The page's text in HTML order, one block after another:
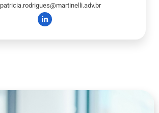
patricia.rodrigues@martinelli.adv.br